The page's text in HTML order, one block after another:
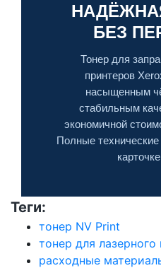
БЕЗ
Тонер для
принтеров
насыщенным
стабильным
экономичной
Полные
Теги:
тонер NV Print
тонер для лазерного
расходные